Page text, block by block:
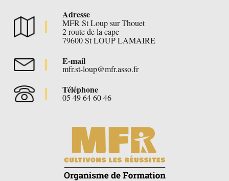
Adresse
MFR St Loup sur Thouet
2 route de la cape
79600 St LOUP LAMAIRE
E-mail
mfr.st-loup@mfr.asso.fr
Téléphone
05 49 64 60 46